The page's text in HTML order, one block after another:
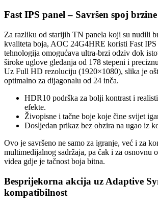
Fast IPS panel – Savršen spoj
Za razliku od starijih TN panela koji su nudili
kvaliteta boja, AOC 24G4HRE koristi Fast
tehnologija omogućava ultra-brzi odziv dok
široke uglove gledanja od 178 stepeni i
Uz Full HD rezoluciju (1920×1080), slika je
optimalno za dijagonalu od 24 inča.
HDR10 podrška za bolji kontrast i
efekte.
Živopisne i tačne boje koje čine svijet
Dosljedan prikaz bez obzira na ugao iz
Ovo je savršeno ne samo za igranje, već i za
multimedijalnog sadržaja, pa čak i za osnovnu
videa gdje je tačnost boja bitna.
Besprijekorna akcija uz Adaptive
kompatibilnost